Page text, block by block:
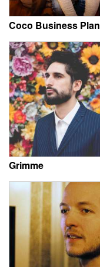
Coco Business Plan
Grimme